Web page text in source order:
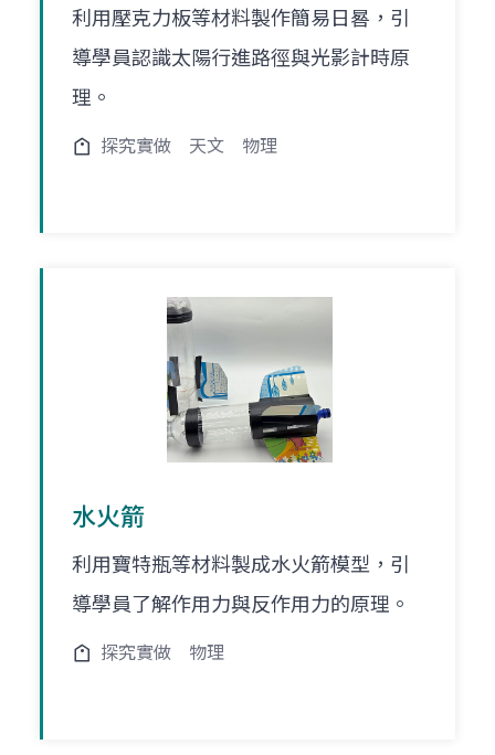
利用壓克力板等材料製作簡易日晷，引
導學員認識太陽行進路徑與光影計時原
理。
探究實做 天文 物理
水火箭
利用寶特瓶等材料製成水火箭模型，引
導學員了解作用力與反作用力的原理。
探究實做 物理